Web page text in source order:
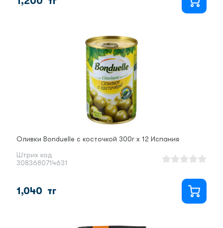
Оливки Bonduelle с косточкой 300г х 12 Испания
Штрих код
3083680714631
1,040 тг